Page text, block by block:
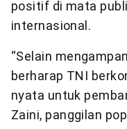
positif di mata
internasional.
“Selain
berharap TNI
nyata untuk
Zaini, panggilan